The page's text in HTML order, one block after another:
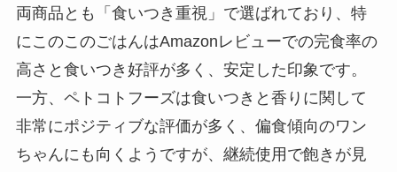
両商品とも「食いつき重視」で選ばれており、特
にこのこのごはんはAmazonレビューでの完食率の
高さと食いつき好評が多く、安定した印象です。
一方、ペトコトフーズは食いつきと香りに関して
非常にポジティブな評価が多く、偏食傾向のワン
ちゃんにも向くようですが、継続使用で飽きが見